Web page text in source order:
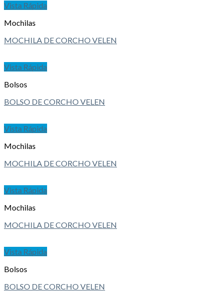
Vista Rápida
Mochilas
MOCHILA DE CORCHO VELEN
Vista Rápida
Bolsos
BOLSO DE CORCHO VELEN
Vista Rápida
Mochilas
MOCHILA DE CORCHO VELEN
Vista Rápida
Mochilas
MOCHILA DE CORCHO VELEN
Vista Rápida
Bolsos
BOLSO DE CORCHO VELEN